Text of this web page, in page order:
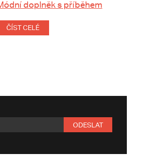
doplněk s příběhem
ČÍST CELÉ
ODESLAT